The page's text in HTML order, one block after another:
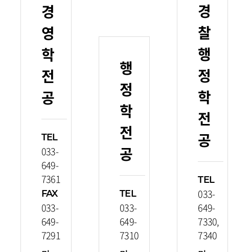
경
영
학
전
공
TEL
033-
649-
7361
FAX
033-
649-
7291
행
정
학
전
공
TEL
033-
649-
7310
경
찰
행
정
학
전
공
TEL
033-
649-
7330,
7340